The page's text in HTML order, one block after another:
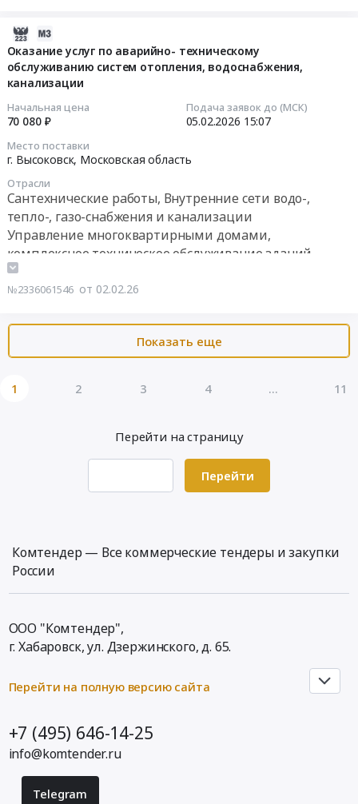
Оказание услуг по аварийно- техническому
обслуживанию систем отопления, водоснабжения,
канализации
Начальная цена
70 080 ₽
Подача заявок до (МСК)
05.02.2026 15:07
Место поставки
г. Высоковск, Московская область
Отрасли
Сантехнические работы, Внутренние сети водо-,
тепло-, газо-снабжения и канализации
Управление многоквартирными домами,
комплексное техническое обслуживание зданий
№2336061546 от 02.02.26
Показать еще
1 2 3 4 ... 11
Перейти на страницу
Перейти
Комтендер — Все коммерческие тендеры и закупки
России
ООО "Комтендер",
г. Хабаровск,ул. Дзержинского, д. 65.
Перейти на полную версию сайта
+7 (495) 646-14-25
info@komtender.ru
Telegram